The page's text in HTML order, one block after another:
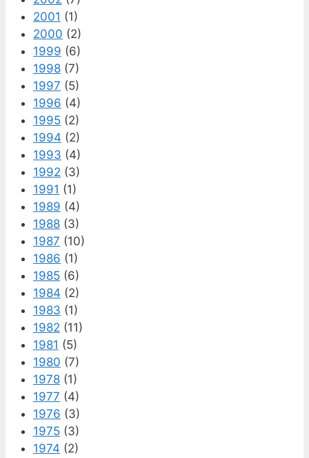
2001 (1)
2000 (2)
1999 (6)
1998 (7)
1997 (5)
1996 (4)
1995 (2)
1994 (2)
1993 (4)
1992 (3)
1991 (1)
1989 (4)
1988 (3)
1987 (10)
1986 (1)
1985 (6)
1984 (2)
1983 (1)
1982 (11)
1981 (5)
1980 (7)
1978 (1)
1977 (4)
1976 (3)
1975 (3)
1974 (2)